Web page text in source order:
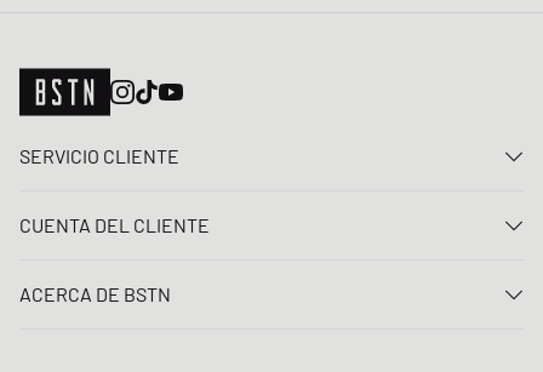
SERVICIO CLIENTE
Preguntas frecuentes
CUENTA DEL CLIENTE
Registro
ACERCA DE BSTN